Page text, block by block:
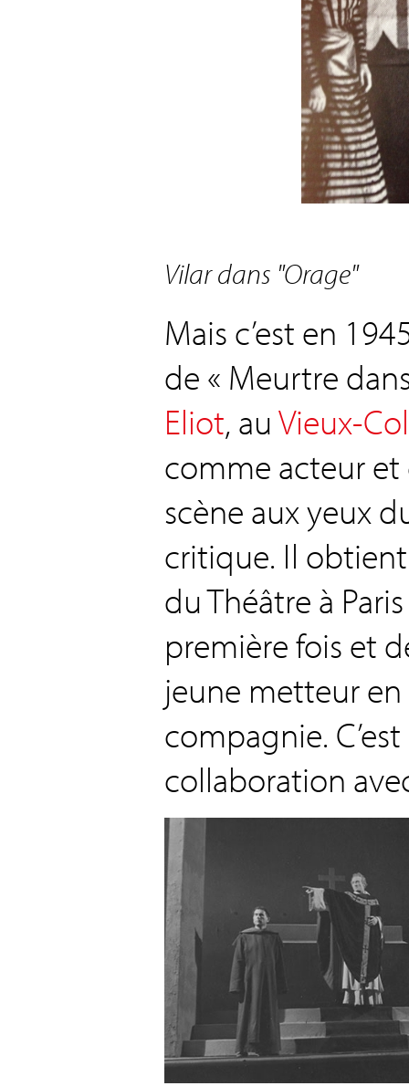
Vilar dans "Orage"
Mais c’est en
de « Meurtre
Eliot, auVieux-
comme acteur
scène aux yeux
critique. Il
du Théâtre à
première fois et
jeune metteur
compagnie.
collaboration